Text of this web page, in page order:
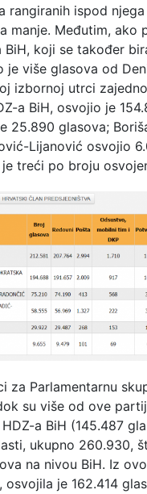
rangiranih ispod
manje. Međutim, ako
BiH, koji se također
je više glasova od
izbornoj utrci
a BiH, osvojio je
25.890 glasova;
Lijanović osvojio
je treći po broju
za Parlamentarnu
su više od ove
a BiH (145.487
ukupno 260.930,
na nivou BiH. Iz
osvojila je 162.414